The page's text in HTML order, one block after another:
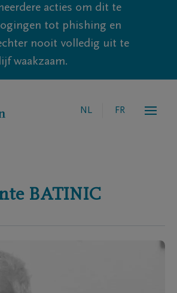
acties om dit te
tot phishing en
nooit volledig uit te
waakzaam.
NL FR
BATINIC